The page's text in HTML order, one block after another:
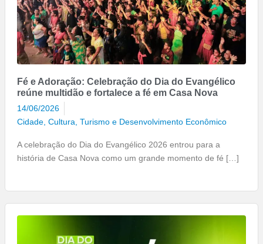
Fé e Adoração: Celebração do Dia do Evangélico
reúne multidão e fortalece a fé em Casa Nova
14/06/2026
Cidade, Cultura Turismo e Desenvolvimento Econômico
A celebração do Dia do Evangélico 2026 entrou para a
história de Casa Nova como um grande momento de fé […]